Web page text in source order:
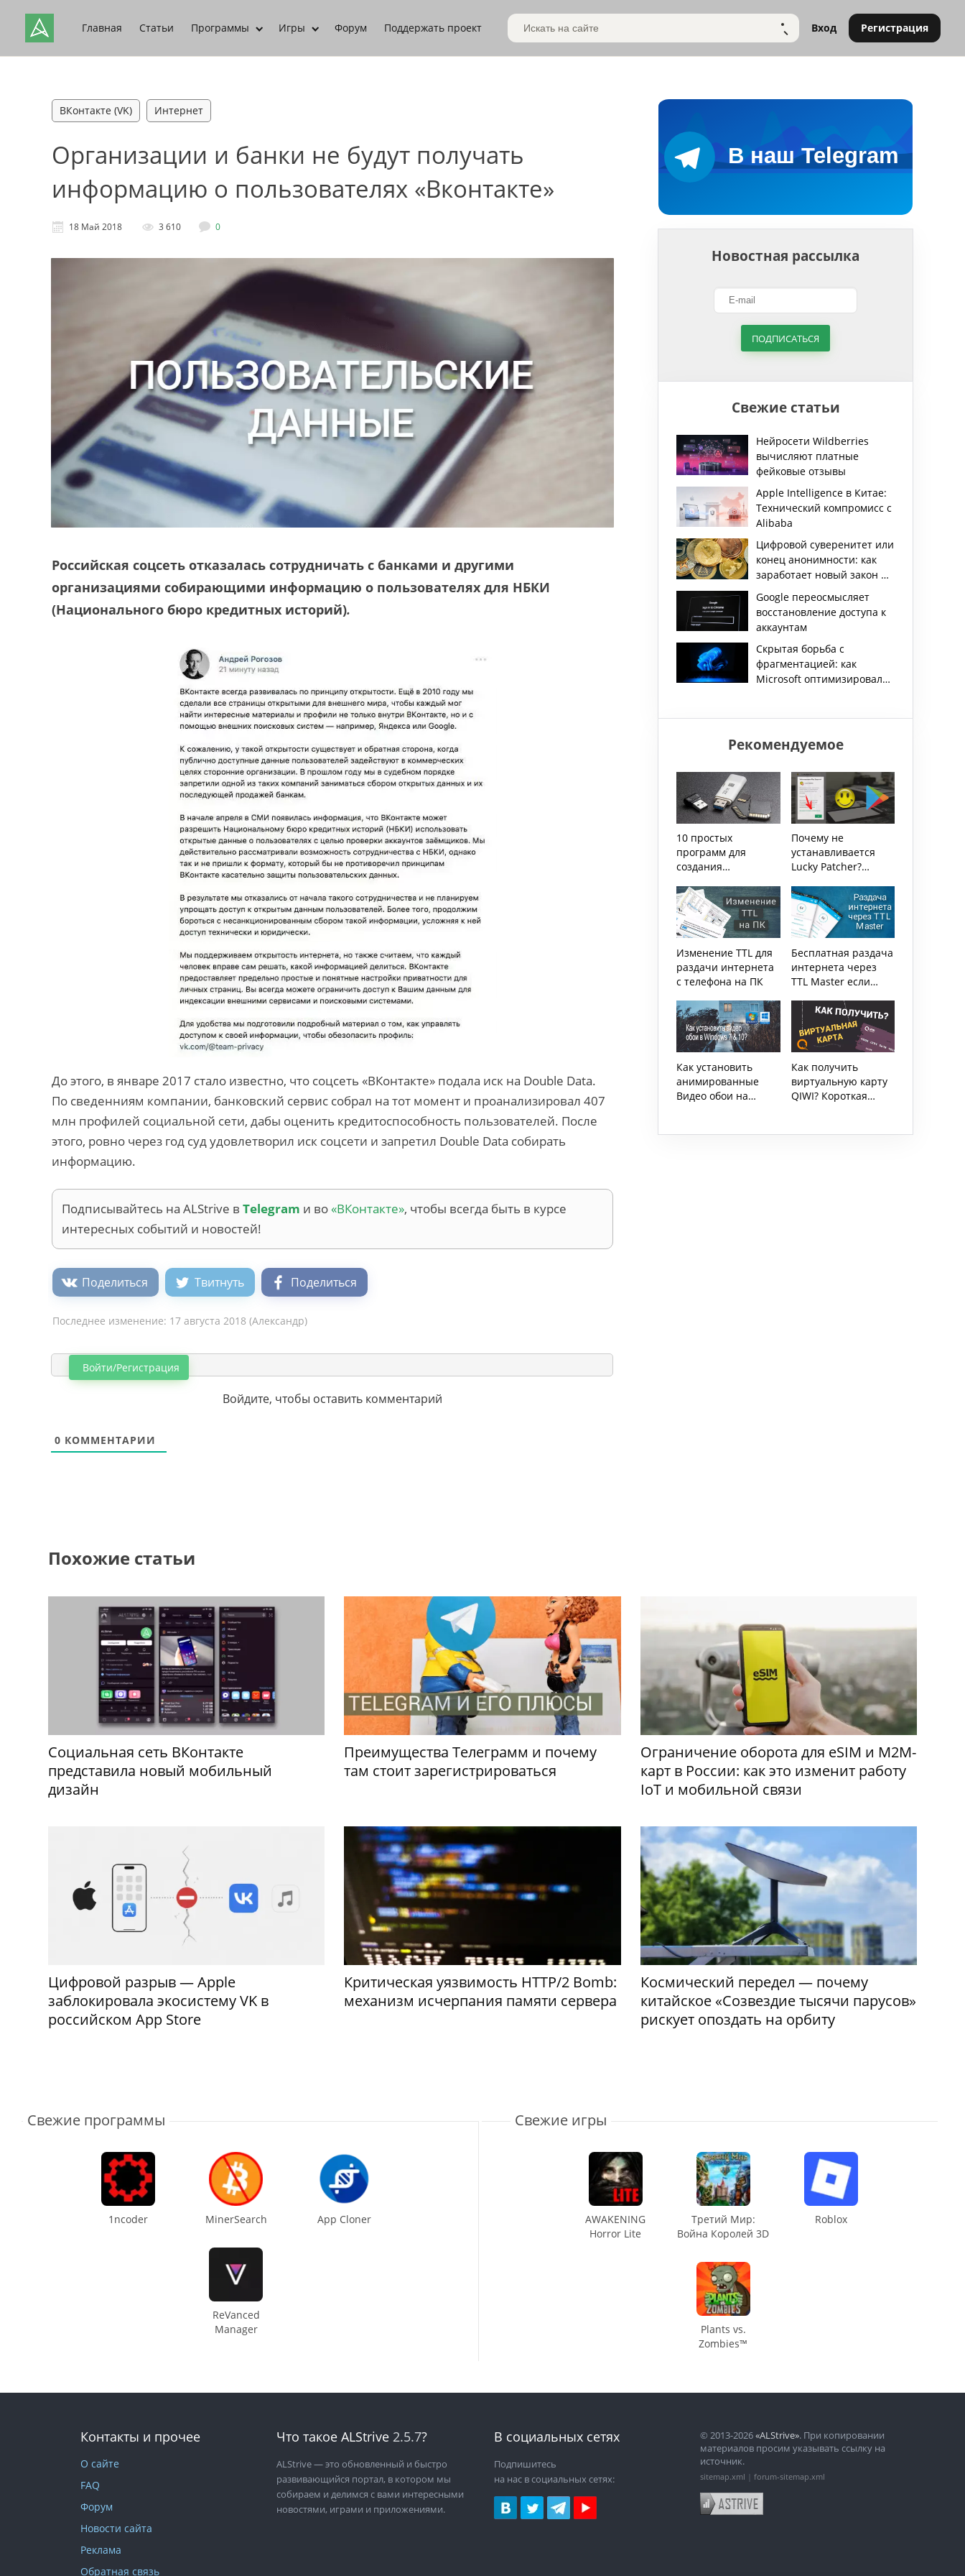
Главная Статьи Программы Игры Форум Поддержать проект Поиск по сайту НАЙТИВход Регистрация
ВКонтакте (VK) Интернет
Организации и банки не будут получать
информацию о пользователях «Вконтакте»
18 Май 2018 3 610 0
Российская соцсеть отказалась сотрудничать с банками и другими
организациями собирающими информацию о пользователях для НБКИ
(Национального бюро кредитных историй).
До этого, в январе 2017 стало известно, что соцсеть «ВКонтакте» подала иск на Double Data.
По сведенниям компании, банковский сервис собрал на тот момент и проанализировал 407
млн профилей социальной сети, дабы оценить кредитоспособность пользователей. После
этого, ровно через год суд удовлетворил иск соцсети и запретил Double Data собирать
информацию.
Подписывайтесь на ALStrive в Telegram и во«ВКонтакте», чтобы всегда быть в курсе
интересных событий и новостей!
Поделиться Твитнуть Поделиться
Последнее изменение: 17 августа 2018 (Александр)
Войти/Регистрация
Войдите, чтобы оставить комментарий
0 КОММЕНТАРИИ
Новостная рассылка
ПОДПИСАТЬСЯ
Свежие статьи
Нейросети Wildberries
вычисляют платные
фейковые отзывы
Apple Intelligence в Китае:
Технический компромисс с
Alibaba
Цифровой суверенитет или
конец анонимности: как
заработает новый закон о
криптовалютах в РФ
Google переосмысляет
восстановление доступа к
аккаунтам
Скрытая борьба с
фрагментацией: как
Microsoft оптимизировала
Рекомендуемое
10 простых
программ для
создания
Почему не
устанавливается
Lucky Patcher?
изменения
политики Play
Market
Изменение TTL для
раздачи интернета
с телефона на ПК
Бесплатная раздача
интернета через
TTL Master если
это запрещает
Как установить
анимированные
Видео обои на
Как получить
виртуальную карту
QIWI? Короткая
Похожие статьи
Социальная сеть ВКонтакте
представила новый мобильный
дизайн
Преимущества Телеграмм и почему
там стоит зарегистрироваться
Ограничение оборота для eSIM и M2M-
карт в России: как это изменит работу
IoT и мобильной связи
Цифровой разрыв — Apple
заблокировала экосистему VK в
российском App Store
Критическая уязвимость HTTP/2 Bomb:
механизм исчерпания памяти сервера
Космический передел — почему
китайское «Созвездие тысячи парусов»
рискует опоздать на орбиту
Свежие программы
1ncoder MinerSearch App Cloner
ReVanced
Manager
Свежие игры
AWAKENING
Horror Lite
Третий Мир:
Война Королей 3D
Roblox
Plants vs.
Zombies™
Контакты и прочее
О сайте
FAQ
Форум
Новости сайта
Реклама
Обратная связь
Что такое ALStrive 2.5.7?
ALStrive— это обновленный и быстро
развивающийся портал, в котором мы
собираем и делимся с вами интересными
новостями, играми и приложениями.
В социальных сетях
Подпишитесь
на нас в социальных сетях:
© 2013-2026«ALStrive». При копировании
материалов просим указывать ссылку на
источник.
sitemap.xml forum-sitemap.xml